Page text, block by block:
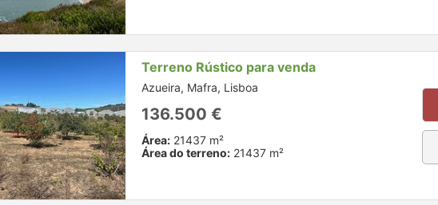
Terreno Rústico para venda
Azueira, Mafra, Lisboa
136.500 €
Área: 21437 m²
Área do terreno: 21437 m²